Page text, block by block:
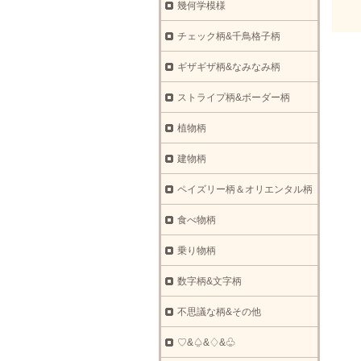
幾何学模様
チェック柄&千鳥格子柄
ギザギザ柄&なみなみ柄
ストライプ柄&ボーダー柄
植物柄
建物柄
ペイズリー柄＆オリエンタル柄
食べ物柄
乗り物柄
数字柄&文字柄
不思議な柄&その他
♡&♤&♢&♧